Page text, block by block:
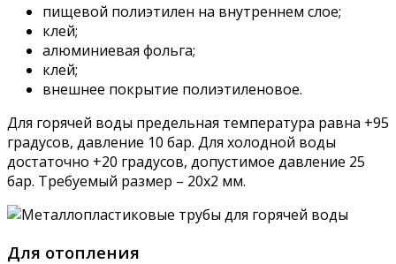
пищевой полиэтилен на внутреннем слое;
клей;
алюминиевая фольга;
клей;
внешнее покрытие полиэтиленовое.
Для горячей воды предельная температура равна +95
градусов, давление 10 бар. Для холодной воды
достаточно +20 градусов, допустимое давление 25
бар. Требуемый размер – 20х2 мм.
Для отопления